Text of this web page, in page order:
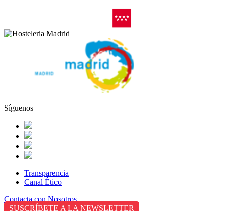
Síguenos
Transparencia
Canal Ético
Contacta con Nosotros
SUSCRÍBETE A LA NEWSLETTER